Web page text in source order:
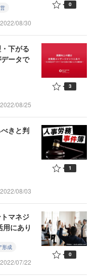
2022/08/30
0
下がる
ータで
2022/08/25
3
きと判
2022/08/03
1
マネジ
にあり
形成
2022/07/22
0